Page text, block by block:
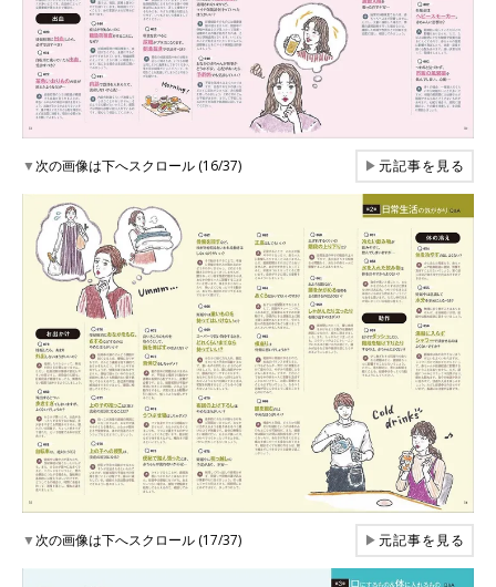
▼次の画像は下へスクロール (16/37) ▶元記事を見る
▼次の画像は下へスクロール (17/37) ▶元記事を見る